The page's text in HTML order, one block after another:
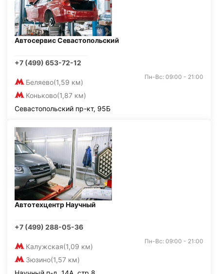
Автосервис Севастопольский
+7 (499) 653-72-12
Беляево(1,59 км)
Коньково(1,87 км)
Пн-Вс: 09:00 - 21:00
Севастопольский пр-кт, 95Б
Автотехцентр Научный
+7 (499) 288-05-36
Калужская(1,09 км)
Зюзино(1,57 км)
Пн-Вс: 09:00 - 21:00